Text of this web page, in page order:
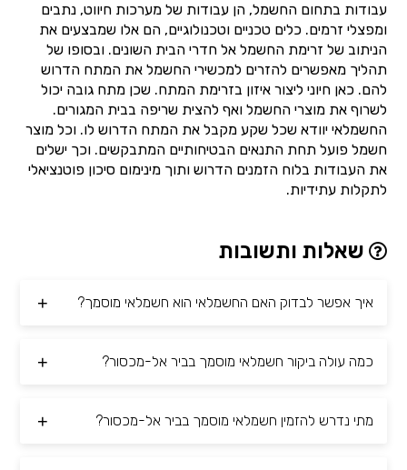
עבודות בתחום החשמל, הן עבודות של מערכות חיווט, נתבים
ומפצלי זרמים. כלים טכניים וטכנולוגיים, הם אלו שמבצעים את
הניתוב של זרימת החשמל אל חדרי הבית השונים. ובסופו של
תהליך מאפשרים להזרים למכשירי החשמל את המתח הדרוש
להם. כאן חיוני ליצור איזון בזרימת המתח. שכן מתח גובה יכול
לשרוף את מוצרי החשמל ואף להצית שריפה בבית המגורים.
החשמלאי יוודא שכל שקע מקבל את המתח הדרוש לו. וכל מוצר
חשמל פועל תחת התנאים הבטיחותיים המתבקשים. וכך ישלים
את העבודות בלוח הזמנים הדרוש ותוך מינימום סיכון פוטנציאלי
לתקלות עתידיות.
שאלות ותשובות
איך אפשר לבדוק האם החשמלאי הוא חשמלאי מוסמך?
כמה עולה ביקור חשמלאי מוסמך בביר אל-מכסור?
מתי נדרש להזמין חשמלאי מוסמך בביר אל-מכסור?